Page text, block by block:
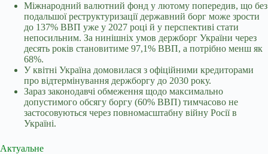
Міжнародний валютний фонд у лютому попередив, що без
подальшої реструктуризації державний борг може зрости
до 137% ВВП уже у 2027 році й у перспективі стати
непосильним. За нинішніх умов держборг України через
десять років становитиме 97,1% ВВП, а потрібно менш як
68%.
У квітні Україна домовилася з офіційними кредиторами
про відтермінування держборгу до 2030 року.
Зараз законодавчі обмеження щодо максимально
допустимого обсягу боргу (60% ВВП) тимчасово не
застосовуються через повномасштабну війну Росії в
Україні.
Актуальне